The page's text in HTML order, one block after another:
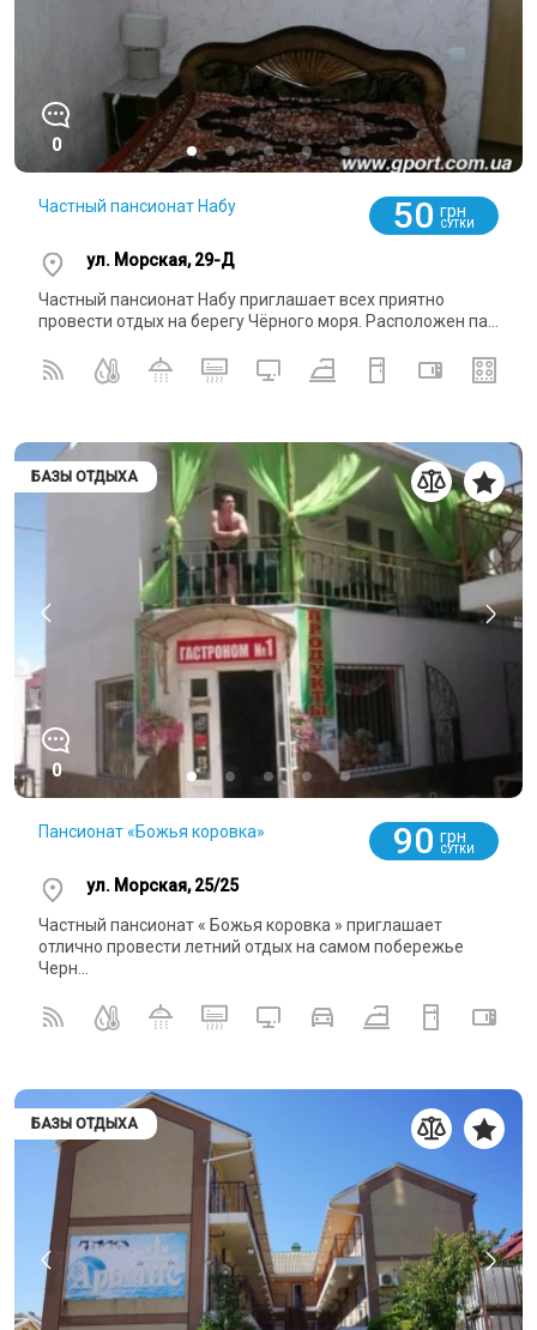
0
Частный пансионат Набу 50 грн
СУТКИ
ул. Морская, 29-Д
Частный пансионат Набу приглашает всех приятно
провести отдых на берегу Чёрного моря. Расположен па...
БАЗЫ ОТДЫХА
0
Пансионат «Божья коровка» 90 грн
СУТКИ
ул. Морская, 25/25
Частный пансионат « Божья коровка » приглашает
отлично провести летний отдых на самом побережье
Черн...
БАЗЫ ОТДЫХА